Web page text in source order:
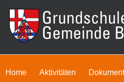
Home Aktivitäten